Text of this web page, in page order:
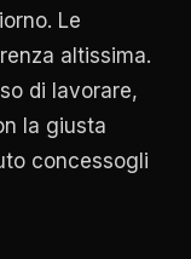
Le
altissima.
di lavorare,
la giusta
concessogli